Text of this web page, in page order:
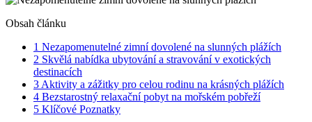
Obsah článku
1 Nezapomenutelné zimní dovolené na slunných plážích
2 Skvělá nabídka ubytování⁤ a stravování v exotických
destinacích
3 Aktivity a zážitky pro celou rodinu‌ na krásných⁢ plážích
4 Bezstarostný relaxační pobyt na mořském ⁣pobřeží
5 Klíčové Poznatky